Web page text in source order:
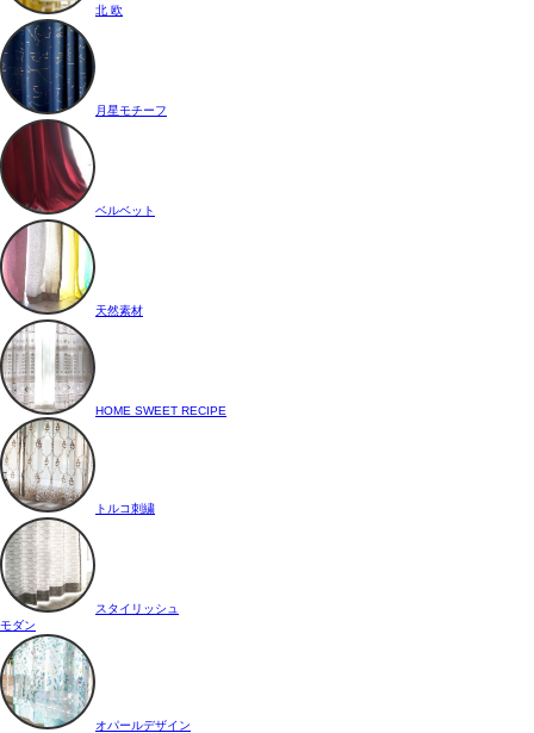
北 欧
月星モチーフ
ベルベット
天然素材
HOME SWEET RECIPE
トルコ刺繍
スタイリッシュ
モダン
オパールデザイン